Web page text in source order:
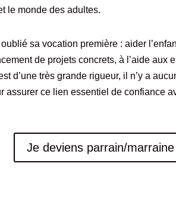
le monde des adultes.
oublié sa vocation première : aider
de projets concrets, à l’aide aux
d’une très grande rigueur, il n’y a
assurer ce lien essentiel de confiance
Je deviens parrain/